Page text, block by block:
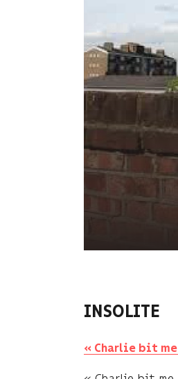
INSOLITE
« Charlie bit me